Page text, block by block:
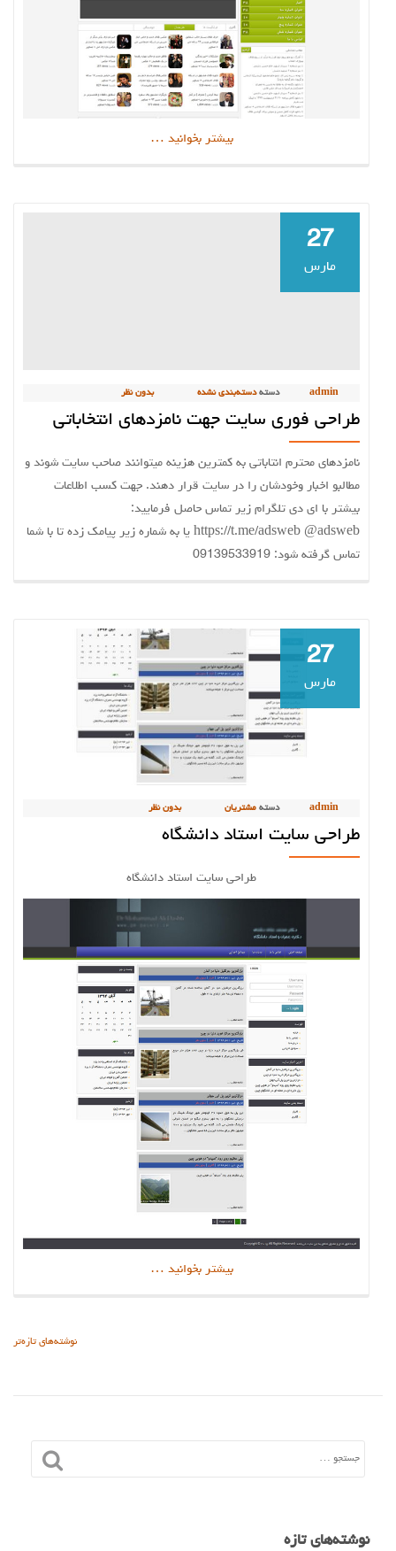
بیشتر بخوانیددربارهطراحی
…
27
مارس
admin دستهدسته‌بندی نشده بدون نظر
طراحی فوری سایت جهت نامزدهای انتخاباتی
نامزدهای محترم انتاباتی به کمترین هزینه میتوانند صاحب سایت شوند و
مطالبو اخبار وخودشان را در سایت قرار دهند. جهت کسب اطلاعات
بیشتر با ای دی تلگرام زیر تماس حاصل فرمایید:
https://t.me/adsweb @adsweb یا به شماره زیر پیامک زده تا با شما
تماس گرفته شود: 09139533919
27
مارس
admin دسته مشتریان بدون نظر
طراحی سایت استاد دانشگاه
طراحی سایت استاد دانشگاه
بیشتر بخوانیددربارهطراحی
…
نوشته‌های تازه‌تر
نوشته‌های تازه